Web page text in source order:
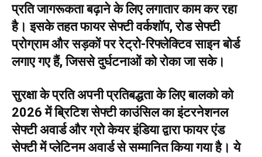
प्रति जागरूकता बढ़ाने के लिए लगातार काम कर रहा
है। इसके तहत फायर सेफ्टी वर्कशॉप, रोड सेफ्टी
प्रोग्राम और सड़कों पर रेट्रो-रिफ्लेक्टिव साइन बोर्ड
लगाए गए हैं, जिससे दुर्घटनाओं को रोका जा सके।
सुरक्षा के प्रति अपनी प्रतिबद्धता के लिए बालको को
2026 में ब्रिटिश सेफ्टी काउंसिल का इंटरनेशनल
सेफ्टी अवार्ड और ग्रो केयर इंडिया द्वारा फायर एंड
सेफ्टी में प्लेटिनम अवार्ड से सम्मानित किया गया है। ये